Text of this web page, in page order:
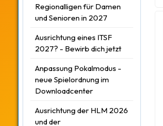
Regionalligen für Damen
und Senioren in 2027
Ausrichtung eines ITSF
2027? - Bewirb dich jetzt
Anpassung Pokalmodus -
neue Spielordnung im
Downloadcenter
Ausrichtung der HLM 2026
und der